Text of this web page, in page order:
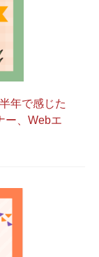
年で感じた
ー、Webエ